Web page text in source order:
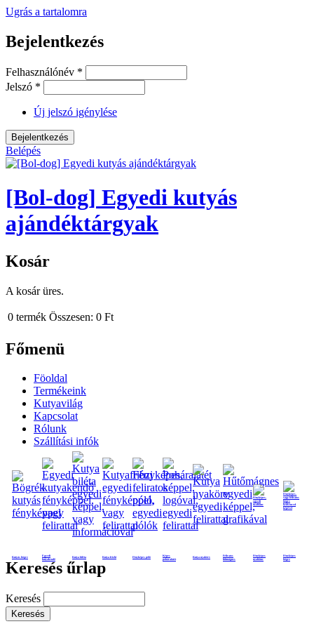
Ugrás a tartalomra
Bejelentkezés
Felhasználónév *
Jelszó *
Új jelszó igénylése
Belépés
[Bol-dog] Egyedi kutyás
ajándéktárgyak
Kosár
A kosár üres.
0 termék Összesen: 0 Ft
Főmenü
Föoldal
Termékeink
Kutyavilág
Kapcsolat
Rólunk
Szállítási infók
Kutyás bögre
Egyedi
kutyakendő
Kutya biléta Kutya frizbi Fényképes póló
Képes
poháralátét
Kutya nyakörv
Feliratos
hűtmágnes
Fényképes
nyaklánc
Fényképes
bögre
Keresés űrlap
Keresés